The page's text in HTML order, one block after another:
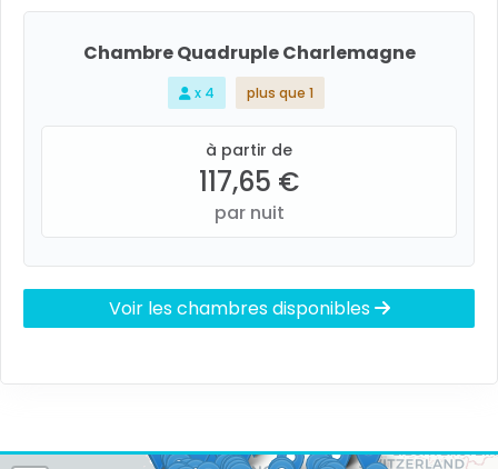
Chambre Quadruple Charlemagne
x 4 plus que 1
à partir de
117,65 €
par nuit
Voir les chambres disponibles